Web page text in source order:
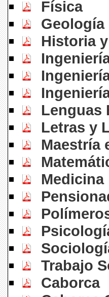
Física
Geología
Historia
Lenguas
Letras y
Maestría
Medicina
Trabajo
Caborca